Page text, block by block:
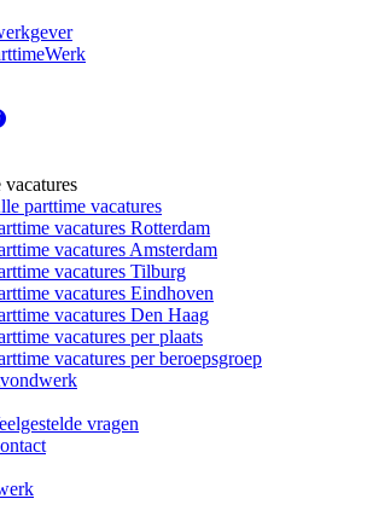
vacatures
parttime vacatures
vacatures Rotterdam
vacatures Amsterdam
vacatures Tilburg
vacatures Eindhoven
vacatures Den Haag
vacatures per plaats
vacatures per beroepsgroep
vragen